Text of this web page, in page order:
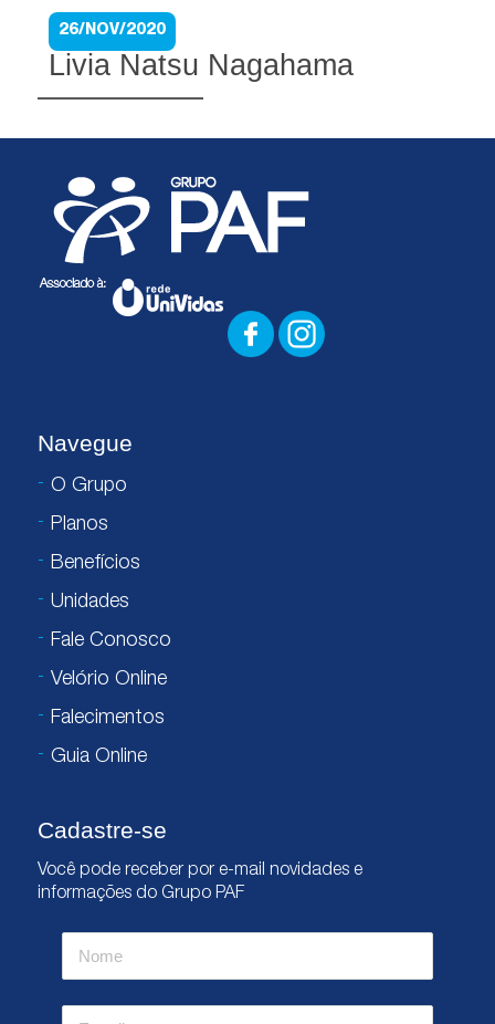
26/NOV/2020
Livia Natsu Nagahama
Navegue
O Grupo
Planos
Benefícios
Unidades
Fale Conosco
Velório Online
Falecimentos
Guia Online
Cadastre-se
Você pode receber por e-mail novidades e
informações do Grupo PAF